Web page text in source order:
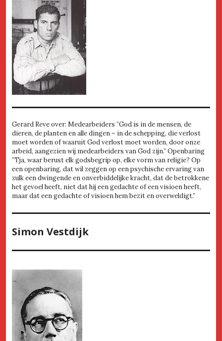
Gerard Reve over: Medearbeiders ”God is in de mensen, de
dieren, de planten en alle dingen – in de schepping, die verlost
moet worden of waaruit God verlost moet worden, door onze
arbeid, aangezien wij medearbeiders van God zijn.” Openbaring
”Tja, waar berust elk godsbegrip op, elke vorm van religie? Op
een openbaring, dat wil zeggen op een psychische ervaring van
zulk een dwingende en onverbiddelijke kracht, dat de betrokkene
het gevoel heeft, niet dat hij een gedachte of een visioen heeft,
maar dat een gedachte of visioen hem bezit en overweldigt.”
Simon Vestdijk